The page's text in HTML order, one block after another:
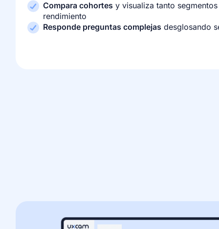
Compara cohortes y visualiza tanto
rendimiento
Responde preguntas complejas desglosando